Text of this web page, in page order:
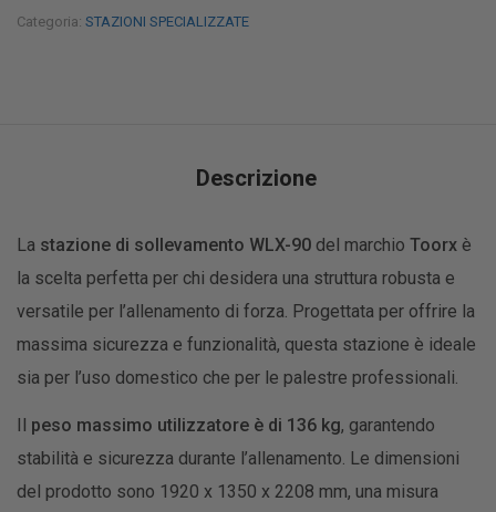
Categoria: STAZIONI SPECIALIZZATE
Descrizione
La stazione di sollevamento WLX-90 del marchio Toorx è
la scelta perfetta per chi desidera una struttura robusta e
versatile per l’allenamento di forza. Progettata per offrire la
massima sicurezza e funzionalità, questa stazione è ideale
sia per l’uso domestico che per le palestre professionali.
Il peso massimo utilizzatore è di 136 kg, garantendo
stabilità e sicurezza durante l’allenamento. Le dimensioni
del prodotto sono 1920 x 1350 x 2208 mm, una misura